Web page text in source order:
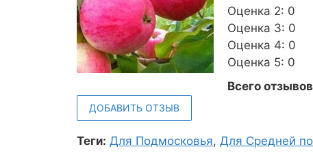
Оценка 2: 0
Оценка 3: 0
Оценка 4: 0
Оценка 5: 0
Всего
ДОБАВИТЬ ОТЗЫВ
Теги: Для Подмосковья, Для Средней